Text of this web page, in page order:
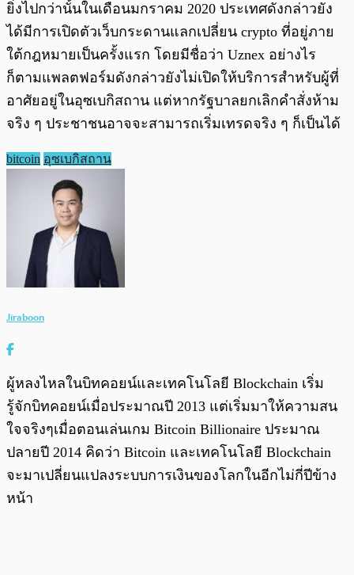
ยิ่งไปกว่านั้นในเดือนมกราคม 2020 ประเทศดังกล่าวยัง
ได้มีการเปิดตัวเว็บกระดานแลกเปลี่ยน crypto ที่อยู่ภาย
ใต้กฎหมายเป็นครั้งแรก โดยมีชื่อว่า Uznex อย่างไร
ก็ตามแพลตฟอร์มดังกล่าวยังไม่เปิดให้บริการสำหรับผู้ที่
อาศัยอยู่ในอุซเบกิสถาน แต่หากรัฐบาลยกเลิกคำสั่งห้าม
จริง ๆ ประชาชนอาจจะสามารถเริ่มเทรดจริง ๆ ก็เป็นได้
bitcoin อุซเบกิสถาน
Jiraboon
ผู้หลงไหลในบิทคอยน์และเทคโนโลยี Blockchain เริ่ม
รู้จักบิทคอยน์เมื่อประมาณปี 2013 แต่เริ่มมาให้ความสน
ใจจริงๆเมื่อตอนเล่นเกม Bitcoin Billionaire ประมาณ
ปลายปี 2014 คิดว่า Bitcoin และเทคโนโลยี Blockchain
จะมาเปลี่ยนแปลงระบบการเงินของโลกในอีกไม่กี่ปีข้าง
หน้า